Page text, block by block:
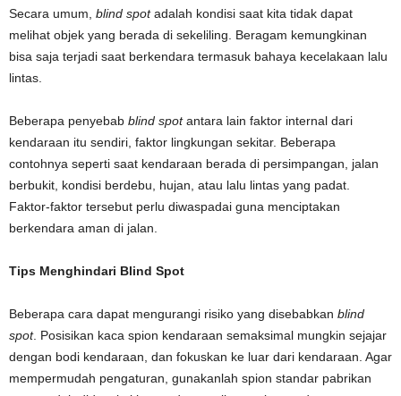
Secara umum, blind spotadalah kondisi saat kita tidak dapat
melihat objek yang berada di sekeliling. Beragam kemungkinan
bisa saja terjadi saat berkendara termasuk bahaya kecelakaan lalu
lintas.
Beberapa penyebab blind spotantara lain faktor internal dari
kendaraan itu sendiri, faktor lingkungan sekitar. Beberapa
contohnya seperti saat kendaraan berada di persimpangan, jalan
berbukit, kondisi berdebu, hujan, atau lalu lintas yang padat.
Faktor-faktor tersebut perlu diwaspadai guna menciptakan
berkendara aman di jalan.
Tips Menghindari Blind Spot
Beberapa cara dapat mengurangi risiko yang disebabkan blind
spot. Posisikan kaca spion kendaraan semaksimal mungkin sejajar
dengan bodi kendaraan, dan fokuskan ke luar dari kendaraan. Agar
mempermudah pengaturan, gunakanlah spion standar pabrikan